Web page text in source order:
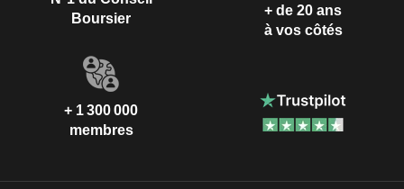
Boursier
+ de 20 ans
à vos côtés
+ 1 300 000
membres